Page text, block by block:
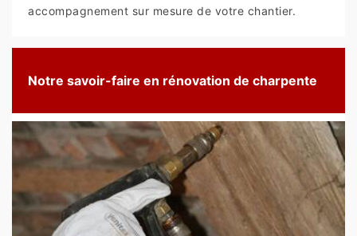
accompagnement sur mesure de votre chantier.
Notre savoir-faire en rénovation de charpente